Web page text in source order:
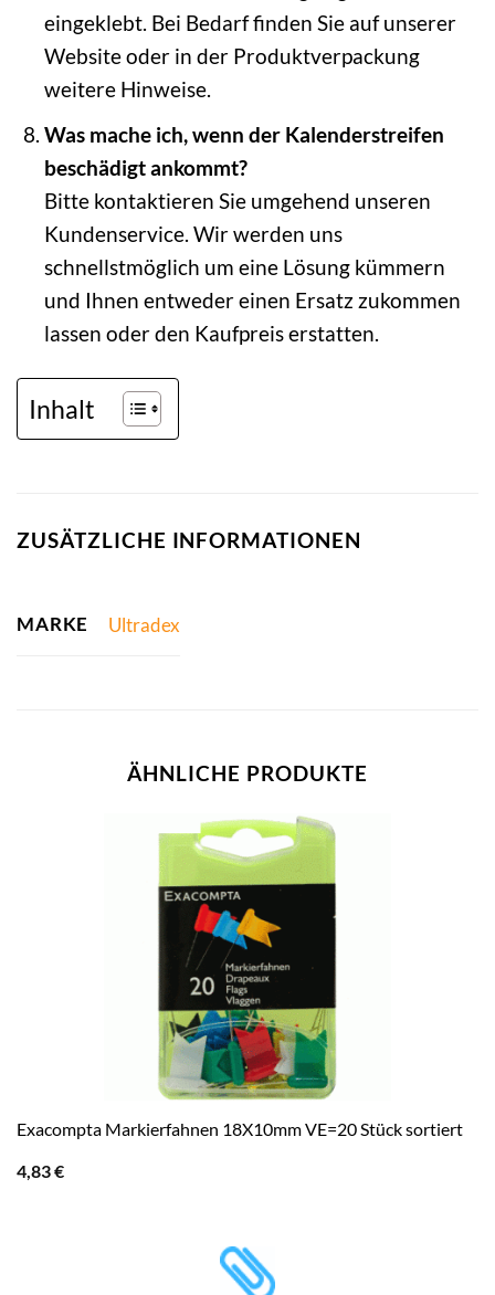
eingeklebt. Bei Bedarf finden Sie auf unserer
Website oder in der Produktverpackung
weitere Hinweise.
Was mache ich, wenn der Kalenderstreifen
beschädigt ankommt?
Bitte kontaktieren Sie umgehend unseren
Kundenservice. Wir werden uns
schnellstmöglich um eine Lösung kümmern
und Ihnen entweder einen Ersatz zukommen
lassen oder den Kaufpreis erstatten.
Inhalt
ZUSÄTZLICHE INFORMATIONEN
MARKE Ultradex
ÄHNLICHE PRODUKTE
Exacompta Markierfahnen 18X10mm VE=20 Stück sortiert
4,83€